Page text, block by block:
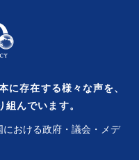
に存在する様々な声を、
んでいます。
おける政府・議会・メデ